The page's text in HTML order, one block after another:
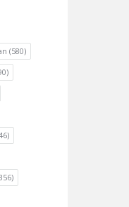
(580)